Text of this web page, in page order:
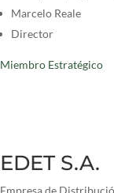
Marcelo Reale
Director
Miembro Estratégico
EDET S.A.
Empresa de